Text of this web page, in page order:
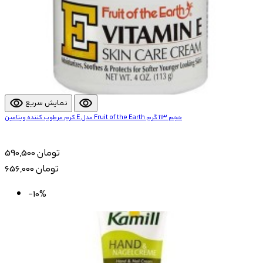
visibility نمایش سریع visibility
کرم مرطوب کننده ویتامین E مدل Fruit of the Earth حجم 113 گرم
590,500 تومان
656,000 تومان
-10%